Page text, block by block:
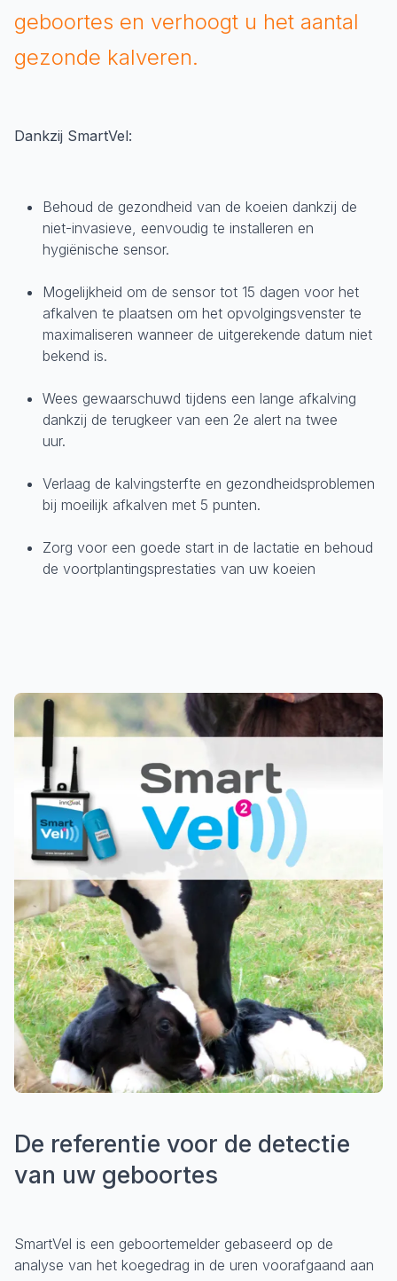
geboortes en verhoogt u het aantal
gezonde kalveren.
Dankzij SmartVel:
Behoud de gezondheid van de koeien dankzij de
niet-invasieve, eenvoudig te installeren en
hygiënische sensor.
Mogelijkheid om de sensor tot 15 dagen voor het
afkalven te plaatsen om het opvolgingsvenster te
maximaliseren wanneer de uitgerekende datum niet
bekend is.
Wees gewaarschuwd tijdens een lange afkalving
dankzij de terugkeer van een 2e alert na twee
uur.
Verlaag de kalvingsterfte en gezondheidsproblemen
bij moeilijk afkalven met 5 punten.
Zorg voor een goede start in de lactatie en behoud
de voortplantingsprestaties van uw koeien
De referentie voor de detectie
van uw geboortes
SmartVel is een geboortemelder gebaseerd op de
analyse van het koegedrag in de uren voorafgaand aan